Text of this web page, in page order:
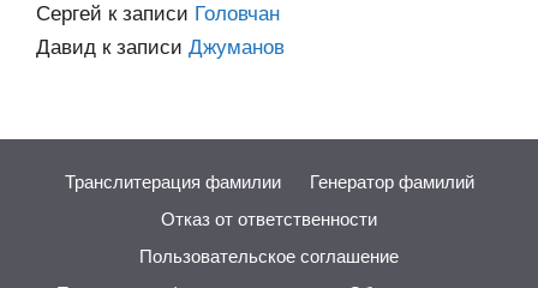
Сергей к записи Головчан
Давид к записи Джуманов
Транслитерация фамилии
Генератор фамилий
Отказ от ответственности
Пользовательское соглашение